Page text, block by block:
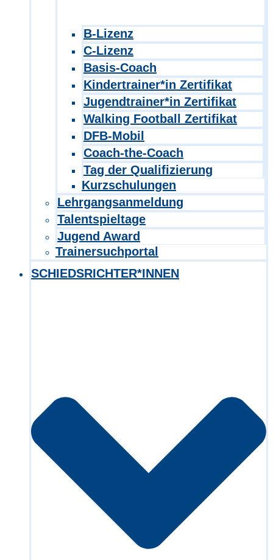
B-Lizenz
C-Lizenz
Basis-Coach
Kindertrainer*in Zertifikat
Jugendtrainer*in Zertifikat
Walking Football Zertifikat
DFB-Mobil
Coach-the-Coach
Tag der Qualifizierung
Kurzschulungen
Lehrgangsanmeldung
Talentspieltage
Jugend Award
Trainersuchportal
SCHIEDSRICHTER*INNEN